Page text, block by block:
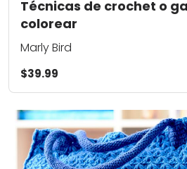
Técnicas de crochet o
colorear
Marly Bird
$39.99